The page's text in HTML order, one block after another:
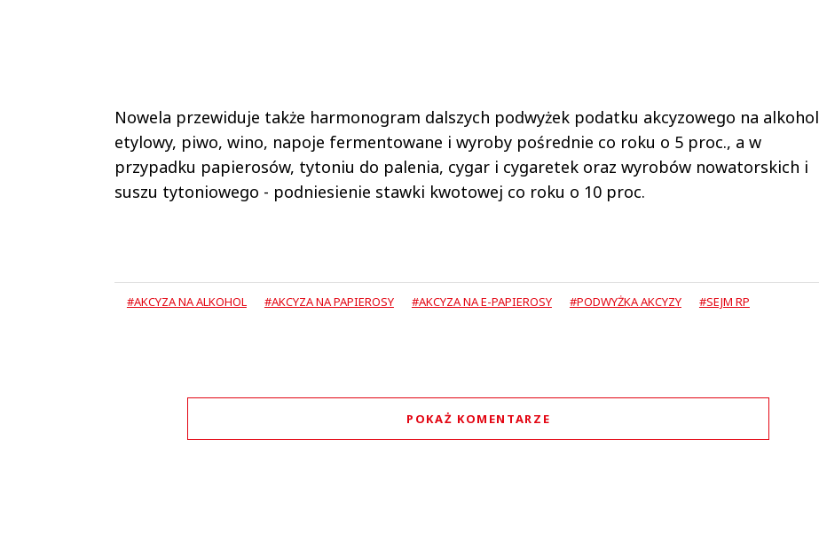
Nowela przewiduje także harmonogram dalszych podwyżek podatku akcyzowego na alkohol
etylowy, piwo, wino, napoje fermentowane i wyroby pośrednie co roku o 5 proc., a w
przypadku papierosów, tytoniu do palenia, cygar i cygaretek oraz wyrobów nowatorskich i
suszu tytoniowego - podniesienie stawki kwotowej co roku o 10 proc.
#AKCYZA NA ALKOHOL #AKCYZA NA PAPIEROSY #AKCYZA NA E-PAPIEROSY #PODWYŻKA AKCYZY #SEJM RP
POKAŻ KOMENTARZE